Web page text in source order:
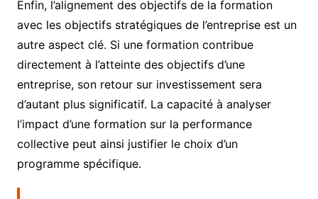
Enfin, l’alignement des objectifs de la formation
avec les objectifs stratégiques de l’entreprise est un
autre aspect clé. Si une formation contribue
directement à l’atteinte des objectifs d’une
entreprise, son retour sur investissement sera
d’autant plus significatif. La capacité à analyser
l’impact d’une formation sur la performance
collective peut ainsi justifier le choix d’un
programme spécifique.